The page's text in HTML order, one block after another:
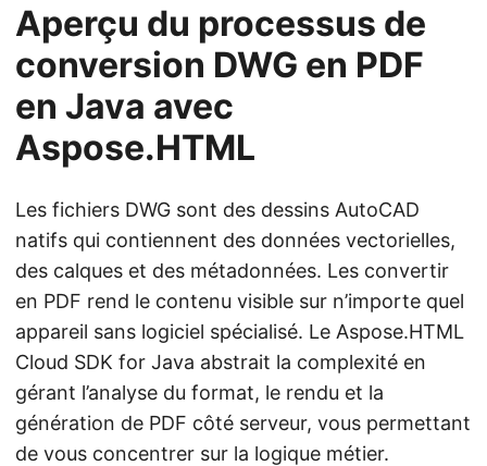
Aperçu du processus de
conversion DWG en PDF
en Java avec
Aspose.HTML
Les fichiers DWG sont des dessins AutoCAD
natifs qui contiennent des données vectorielles,
des calques et des métadonnées. Les convertir
en PDF rend le contenu visible sur n’importe quel
appareil sans logiciel spécialisé. Le Aspose.HTML
Cloud SDK for Java abstrait la complexité en
gérant l’analyse du format, le rendu et la
génération de PDF côté serveur, vous permettant
de vous concentrer sur la logique métier.